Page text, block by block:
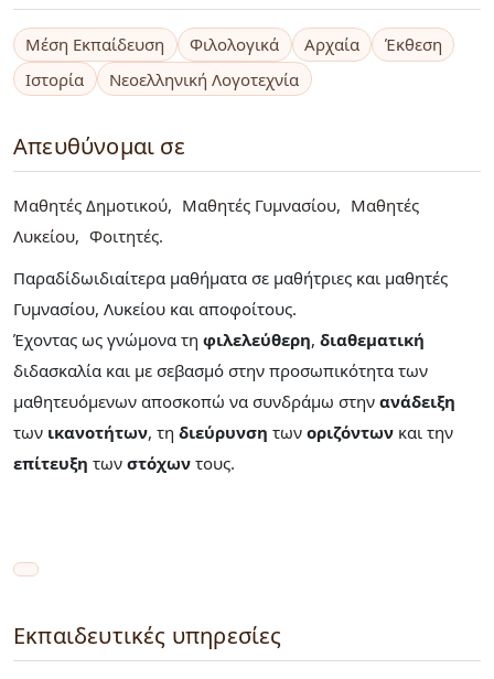
Μέση Εκπαίδευση Φιλολογικά Αρχαία
Έκθεση
Ιστορία
Νεοελληνική Λογοτεχνία
Απευθύνομαι σε
Μαθητές Δημοτικού Μαθητές Γυμνασίου
Μαθητές
Λυκείου
Φοιτητές
Παραδίδωιδιαίτερα μαθήματα σε μαθήτριες και μαθητές
Γυμνασίου, Λυκείου και αποφοίτους.
Έχοντας ως γνώμονα τη φιλελεύθερη, διαθεματική
διδασκαλία και με σεβασμό στην προσωπικότητα των
μαθητευόμενων αποσκοπώ να συνδράμω στην ανάδειξη
των ικανοτήτων, τη διεύρυνση των οριζόντων και την
επίτευξη των στόχων τους.
Εκπαιδευτικές υπηρεσίες